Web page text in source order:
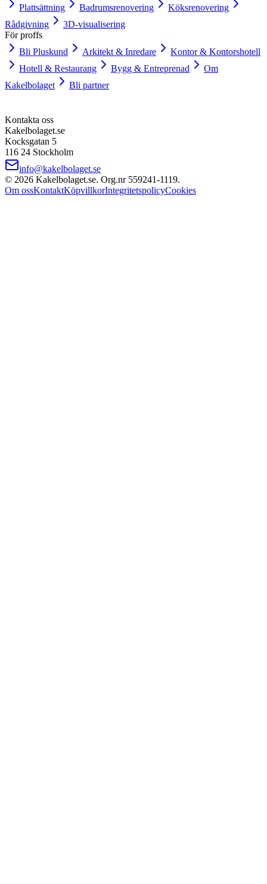
Plattsättning
Badrumsrenovering
Köksrenovering
Rådgivning
3D-visualisering
För proffs
Bli Pluskund
Arkitekt & Inredare
Kontor & Kontorshotell
Hotell & Restaurang
Bygg & Entreprenad
Om
Kakelbolaget
Bli partner
Kontakta oss
Kakelbolaget.se
Kocksgatan 5
116 24 Stockholm
info@kakelbolaget.se
© 2026 Kakelbolaget.se. Org.nr 559241‑1119.
Om ossKontaktKöpvillkorIntegritetspolicyCookies